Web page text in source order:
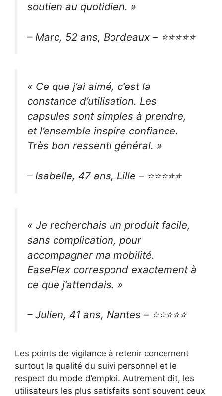
soutien au quotidien. »
– Marc, 52 ans, Bordeaux – ⭐⭐⭐⭐⭐
« Ce que j’ai aimé, c’est la
constance d’utilisation. Les
capsules sont simples à prendre,
et l’ensemble inspire confiance.
Très bon ressenti général. »
– Isabelle, 47 ans, Lille – ⭐⭐⭐⭐⭐
« Je recherchais un produit facile,
sans complication, pour
accompagner ma mobilité.
EaseFlex correspond exactement à
ce que j’attendais. »
– Julien, 41 ans, Nantes – ⭐⭐⭐⭐⭐
Les points de vigilance à retenir concernent
surtout la qualité du suivi personnel et le
respect du mode d’emploi. Autrement dit, les
utilisateurs les plus satisfaits sont souvent ceux